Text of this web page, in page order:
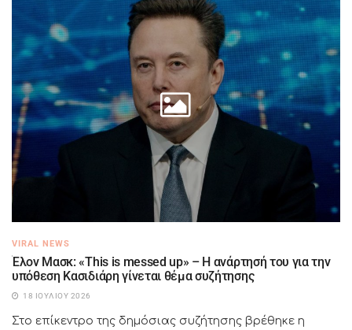
VIRAL NEWS
Έλον Μασκ: «This is messed up» – Η ανάρτησή του για την
υπόθεση Κασιδιάρη γίνεται θέμα συζήτησης
18 ΙΟΥΛΊΟΥ 2026
Στο επίκεντρο της δημόσιας συζήτησης βρέθηκε η